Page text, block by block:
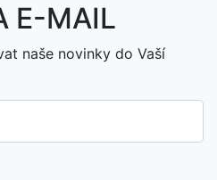
E-MAIL
naše novinky do Vaší